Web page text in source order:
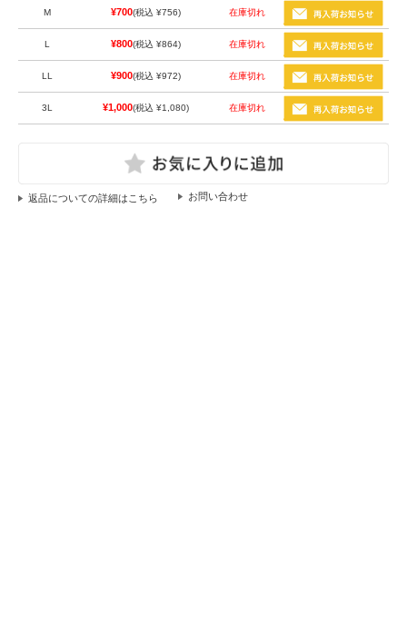
M ¥700(税込 ¥756) 在庫切れ
L ¥800(税込 ¥864) 在庫切れ
LL ¥900(税込 ¥972) 在庫切れ
3L ¥1,000(税込 ¥1,080) 在庫切れ
返品についての詳細はこちら